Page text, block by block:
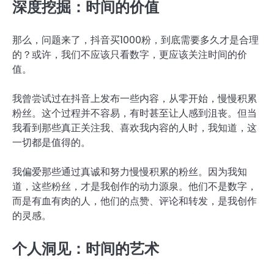
深度挖掘：时间的价值
那么，问题来了，抖音买1000粉，到底需要多久才是合理
的？或许，我们不应该只看数字，更应该关注时间的价
值。
我曾尝试过在抖音上发布一些内容，从零开始，慢慢积累
粉丝。这个过程并不容易，有时甚至让人感到沮丧。但当
我看到那些真正关注我、喜欢我内容的人时，我知道，这
一切都是值得的。
我偏爱那些通过真诚和努力慢慢积累的粉丝。因为我知
道，这些粉丝，才是我创作的动力源泉。他们不是数字，
而是有血有肉的人，他们的点赞、评论和转发，是我创作
的灵感。
个人洞见：时间的艺术